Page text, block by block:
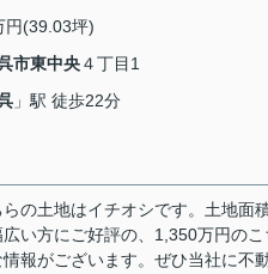
円(39.03坪)
市東中央４丁目1
」駅 徒歩22分
の土地はイチオシです。土地
い方にご好評の、1,350万円の
報がございます。ぜひ当社に